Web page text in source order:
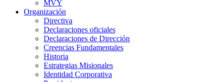
MVY
Organización
Directiva
Declaraciones oficiales
Declaraciones de Dirección
Creencias Fundamentales
Historia
Estrategias Misionales
Identidad Corporativa